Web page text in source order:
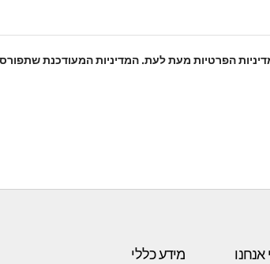
הפרטיות מעת לעת. המדיניות המעודכנת
אנחנו מידע כללי